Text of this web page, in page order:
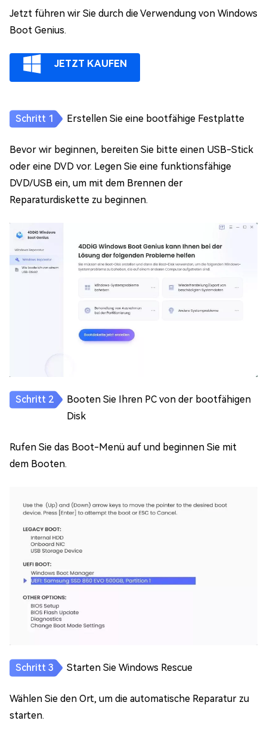
Jetzt führen wir Sie durch die Verwendung von Windows
Boot Genius.
JETZT KAUFEN
Erstellen Sie eine bootfähige Festplatte
Bevor wir beginnen, bereiten Sie bitte einen USB-Stick
oder eine DVD vor. Legen Sie eine funktionsfähige
DVD/USB ein, um mit dem Brennen der
Reparaturdiskette zu beginnen.
Booten Sie Ihren PC von der bootfähigen
Disk
Rufen Sie das Boot-Menü auf und beginnen Sie mit
dem Booten.
Starten Sie Windows Rescue
Wählen Sie den Ort, um die automatische Reparatur zu
starten.